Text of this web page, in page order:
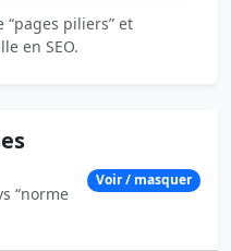
“pages piliers” et
en SEO.
“norme
Voir / masquer